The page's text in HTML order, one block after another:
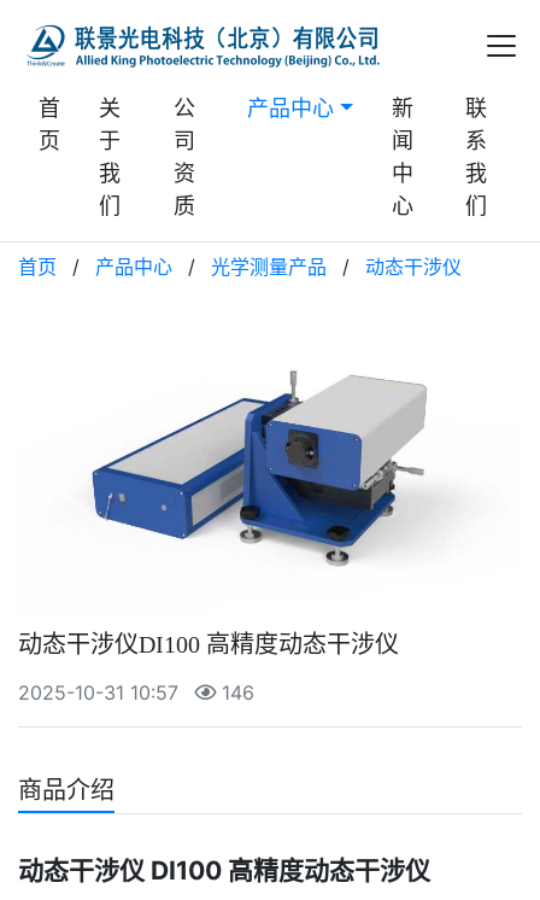
首
页
关
于
我
们
公
司
资
质
产品中心
新
闻
中
心
联
系
我
们
首页 / 产品中心 / 光学测量产品 / 动态干涉仪
动态干涉仪DI100 高精度动态干涉仪
2025-10-31 10:57 146
商品介绍
动态干涉仪 DI100 高精度动态干涉仪